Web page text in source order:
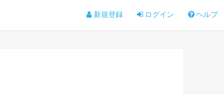
新規登録 ログイン ヘルプ